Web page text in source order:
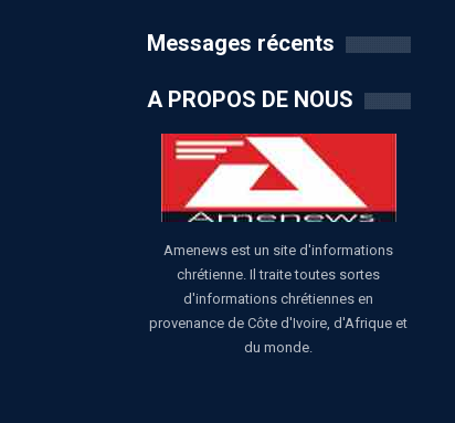
Messages récents
A PROPOS DE NOUS
Amenews est un site d'informations
chrétienne. Il traite toutes sortes
d'informations chrétiennes en
provenance de Côte d'Ivoire, d'Afrique et
du monde.